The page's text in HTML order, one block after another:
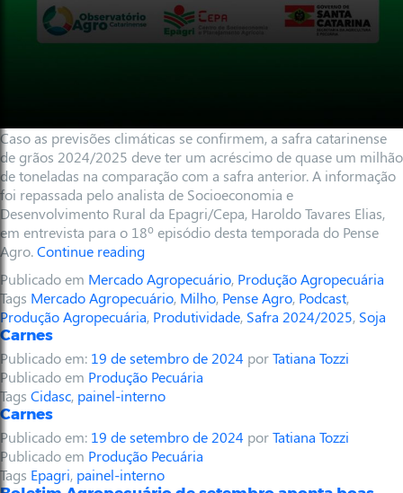
Caso as previsões climáticas se confirmem, a safra catarinense
de grãos 2024/2025 deve ter um acréscimo de quase um milhão
de toneladas na comparação com a safra anterior. A informação
foi repassada pelo analista de Socioeconomia e
Desenvolvimento Rural da Epagri/Cepa, Haroldo Tavares Elias,
em entrevista para o 18º episódio desta temporada do Pense
Agro.Continue reading
Publicado em Mercado Agropecuário, Produção Agropecuária
Tags Mercado Agropecuário, Milho, Pense Agro, Podcast,
Produção Agropecuária, Produtividade, Safra 2024/2025, Soja
Carnes
Publicado em: 19 de setembro de 2024 porTatiana Tozzi
Publicado em Produção Pecuária
Tags Cidasc, painel-interno
Carnes
Publicado em: 19 de setembro de 2024 porTatiana Tozzi
Publicado em Produção Pecuária
Tags Epagri, painel-interno